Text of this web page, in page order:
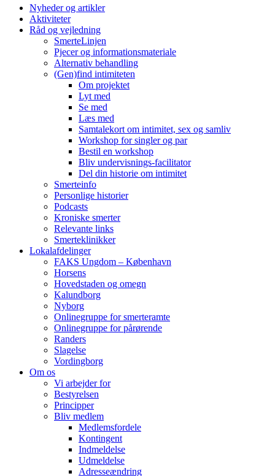
Nyheder og artikler
Aktiviteter
Råd og vejledning
SmerteLinjen
Pjecer og informationsmateriale
Alternativ behandling
(Gen)find intimiteten
Om projektet
Lyt med
Se med
Læs med
Samtalekort om intimitet, sex og samliv
Workshop for singler og par
Bestil en workshop
Bliv undervisnings-facilitator
Del din historie om intimitet
Smerteinfo
Personlige historier
Podcasts
Kroniske smerter
Relevante links
Smerteklinikker
Lokalafdelinger
FAKS Ungdom – København
Horsens
Hovedstaden og omegn
Kalundborg
Nyborg
Onlinegruppe for smerteramte
Onlinegruppe for pårørende
Randers
Slagelse
Vordingborg
Om os
Vi arbejder for
Bestyrelsen
Principper
Bliv medlem
Medlemsfordele
Kontingent
Indmeldelse
Udmeldelse
Adresseændring